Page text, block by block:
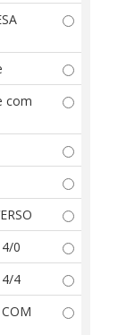
com
0
4/4